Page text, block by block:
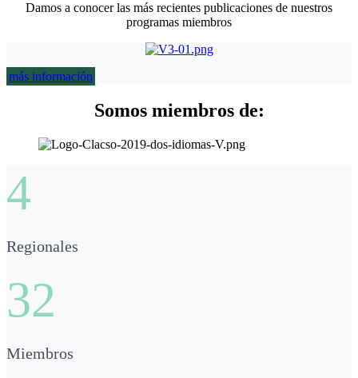
Damos a conocer las más recientes publicaciones de nuestros
programas miembros
más información
Somos miembros de:
4
Regionales
32
Miembros